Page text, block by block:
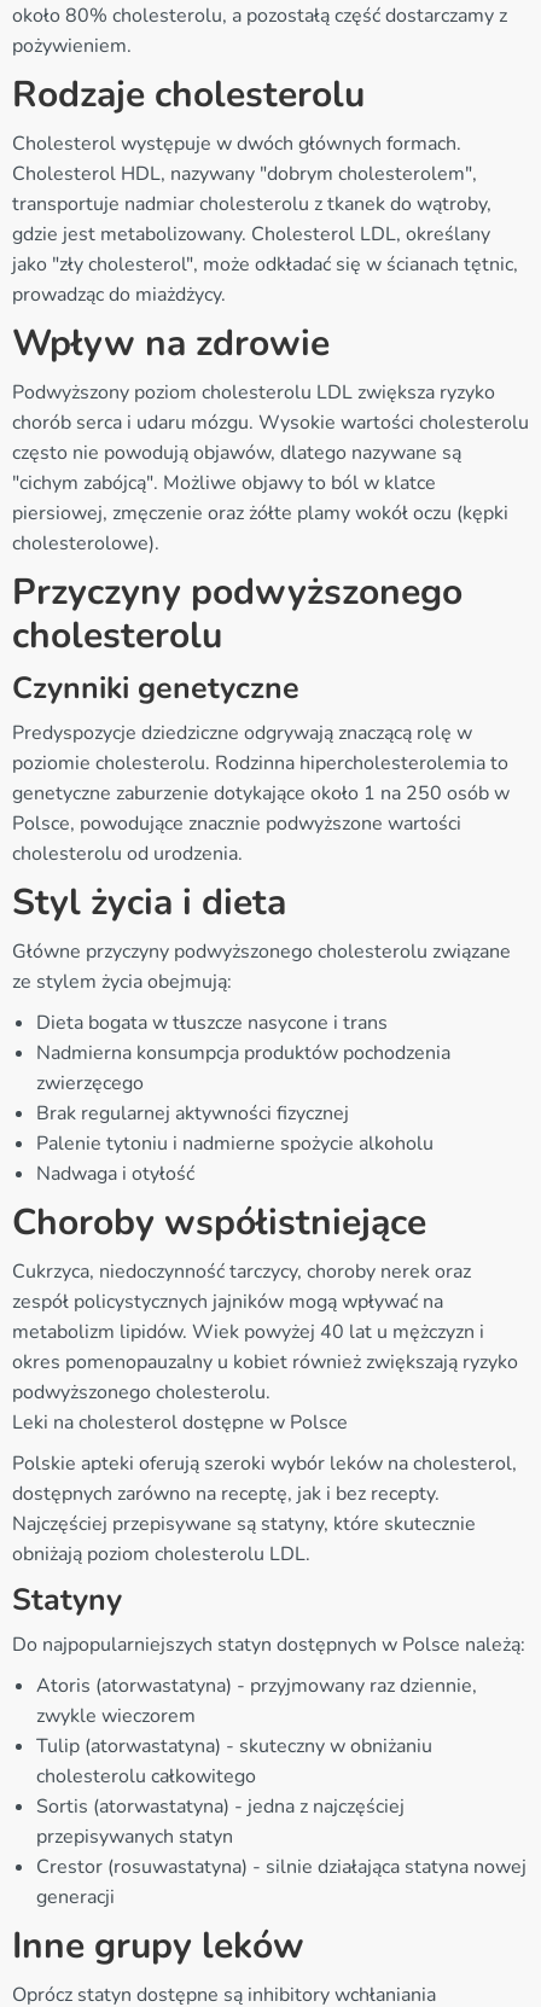
około 80% cholesterolu, a pozostałą część dostarczamy z
pożywieniem.
Rodzaje cholesterolu
Cholesterol występuje w dwóch głównych formach.
Cholesterol HDL, nazywany "dobrym cholesterolem",
transportuje nadmiar cholesterolu z tkanek do wątroby,
gdzie jest metabolizowany. Cholesterol LDL, określany
jako "zły cholesterol", może odkładać się w ścianach tętnic,
prowadząc do miażdżycy.
Wpływ na zdrowie
Podwyższony poziom cholesterolu LDL zwiększa ryzyko
chorób serca i udaru mózgu. Wysokie wartości cholesterolu
często nie powodują objawów, dlatego nazywane są
"cichym zabójcą". Możliwe objawy to ból w klatce
piersiowej, zmęczenie oraz żółte plamy wokół oczu (kępki
cholesterolowe).
Przyczyny podwyższonego
cholesterolu
Czynniki genetyczne
Predyspozycje dziedziczne odgrywają znaczącą rolę w
poziomie cholesterolu. Rodzinna hipercholesterolemia to
genetyczne zaburzenie dotykające około 1 na 250 osób w
Polsce, powodujące znacznie podwyższone wartości
cholesterolu od urodzenia.
Styl życia i dieta
Główne przyczyny podwyższonego cholesterolu związane
ze stylem życia obejmują:
Dieta bogata w tłuszcze nasycone i trans
Nadmierna konsumpcja produktów pochodzenia
zwierzęcego
Brak regularnej aktywności fizycznej
Palenie tytoniu i nadmierne spożycie alkoholu
Nadwaga i otyłość
Choroby współistniejące
Cukrzyca, niedoczynność tarczycy, choroby nerek oraz
zespół policystycznych jajników mogą wpływać na
metabolizm lipidów. Wiek powyżej 40 lat u mężczyzn i
okres pomenopauzalny u kobiet również zwiększają ryzyko
podwyższonego cholesterolu.
Leki na cholesterol dostępne w Polsce
Polskie apteki oferują szeroki wybór leków na cholesterol,
dostępnych zarówno na receptę, jak i bez recepty.
Najczęściej przepisywane są statyny, które skutecznie
obniżają poziom cholesterolu LDL.
Statyny
Do najpopularniejszych statyn dostępnych w Polsce należą:
Atoris (atorwastatyna) - przyjmowany raz dziennie,
zwykle wieczorem
Tulip (atorwastatyna) - skuteczny w obniżaniu
cholesterolu całkowitego
Sortis (atorwastatyna) - jedna z najczęściej
przepisywanych statyn
Crestor (rosuwastatyna) - silnie działająca statyna nowej
generacji
Inne grupy leków
Oprócz statyn dostępne są inhibitory wchłaniania